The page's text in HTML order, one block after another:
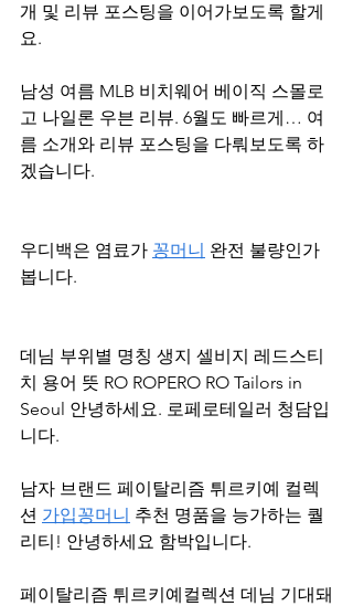
개 및 리뷰 포스팅을 이어가보도록 할게
요.
남성 여름 MLB 비치웨어 베이직 스몰로
고 나일론 우븐 리뷰. 6월도 빠르게… 여
름 소개와 리뷰 포스팅을 다뤄보도록 하
겠습니다.
우디백은 염료가 꽁머니 완전 불량인가
봅니다.
데님 부위별 명칭 생지 셀비지 레드스티
치 용어 뜻 RO ROPERO RO Tailors in
Seoul 안녕하세요. 로페로테일러 청담입
니다.
남자 브랜드 페이탈리즘 튀르키예 컬렉
션 가입꽁머니 추천 명품을 능가하는 퀄
리티! 안녕하세요 함박입니다.
페이탈리즘 튀르키예컬렉션 데님 기대돼